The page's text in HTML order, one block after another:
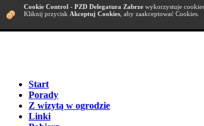
Start
Porady
Z wizytą w ogrodzie
Linki
Cookie Control - PZD Delegatura Zabrze wykorzystuje
Kliknij przycisk Akceptuj Cookies , aby zaakceptować Cookies.